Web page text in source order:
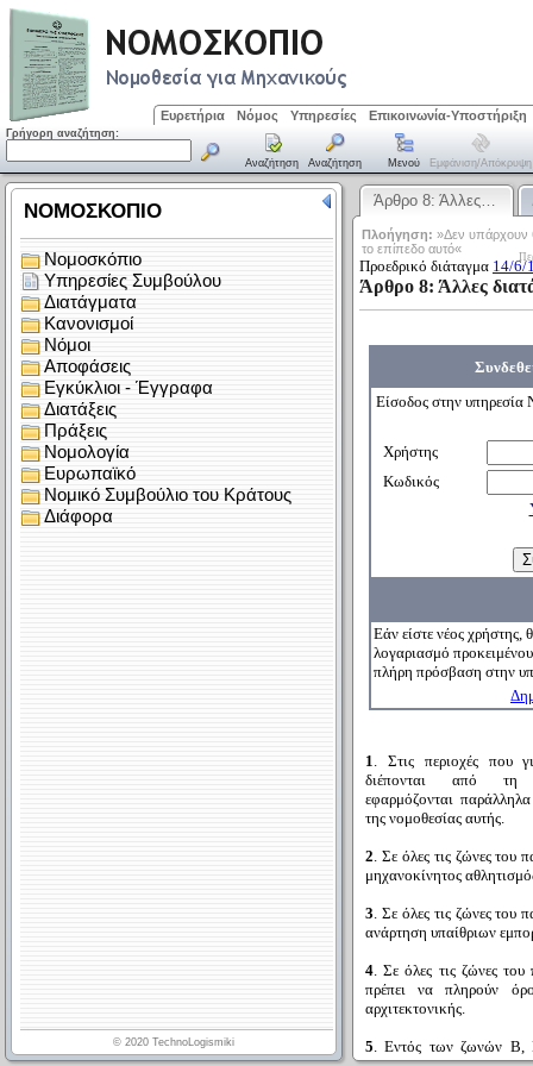
Ευρετήρια Νόμος Υπηρεσίες Επικοινωνία-Υποστήριξη
Γρήγορη αναζήτηση:
Αναζήτηση Αναζήτηση Μενού Εμφάνιση/απόκρυψη
Άρθρο 8: Άλλες…